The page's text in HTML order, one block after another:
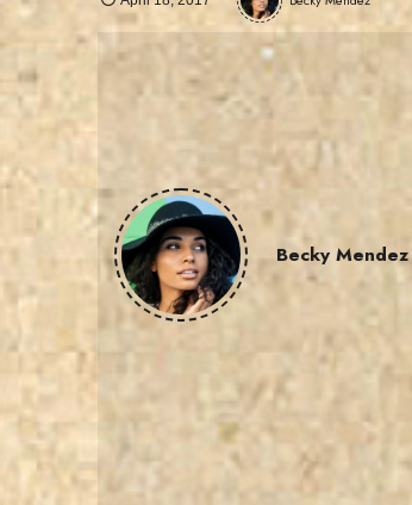
Becky Mendez